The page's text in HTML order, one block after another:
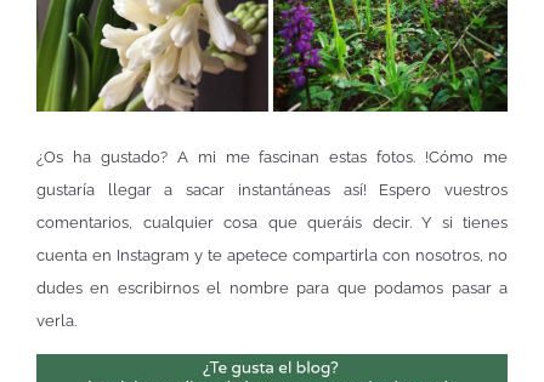
¿Os ha gustado? A mi me fascinan estas fotos. !Cómo me
gustaría llegar a sacar instantáneas así! Espero vuestros
comentarios, cualquier cosa que queráis decir. Y si tienes
cuenta en Instagram y te apetece compartirla con nosotros, no
dudes en escribirnos el nombre para que podamos pasar a
verla.